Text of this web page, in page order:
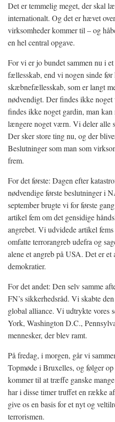
Det er temmelig meget, der skal
internationalt. Og det er hævet
virksomheder kommer til – og
en hel central opgave.
For vi er jo bundet sammen nu i
fællesskab, end vi nogen sinde
skæbnefællesskab, som er langt
nødvendigt. Der findes ikke
findes ikke noget gardin, man
længere noget værn. Vi deler alle
Der sker store ting nu, og der
Beslutninger som man som
frem.
For det første: Dagen efter
nødvendige første beslutninger i
september brugte vi for første
artikel fem om det gensidige
angrebet. Vi udvidede artikel
omfatte terrorangreb udefra og
alene et angreb på USA. Det er et
demokratier.
For det andet: Den selv samme
FN’s sikkerhedsråd. Vi skabte
global alliance. Vi udtrykte vores
York, Washington D.C.,
mennesker, der blev ramt.
På fredag, i morgen, går vi
Topmøde i Bruxelles, og følger
kommer til at træffe ganske
har i disse timer truffet en række
give os en basis for et nyt og
terrorismen.